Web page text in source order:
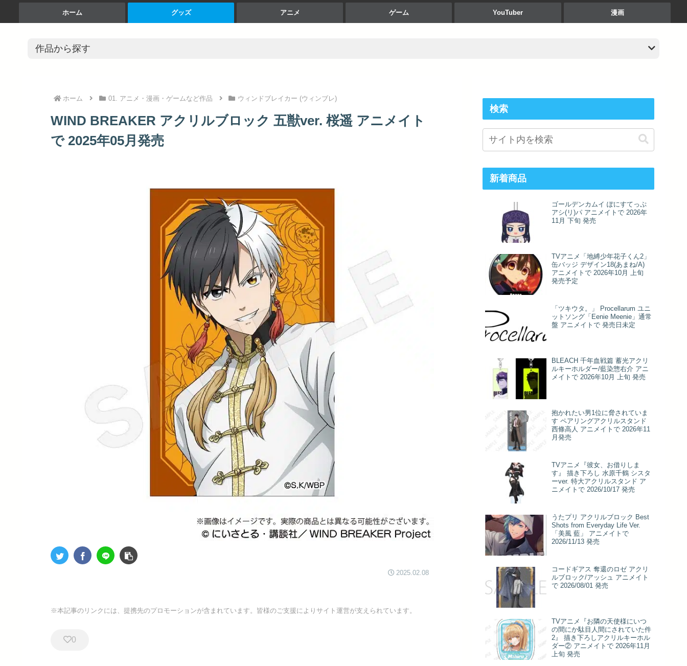
ホーム グッズ アニメ ゲーム YouTuber 漫画
ホーム 01. アニメ・漫画・ゲームなど作品 ウィンドブレイカー (ウィンブレ)
WIND BREAKER アクリルブロック 五獣ver. 桜遥 アニメイト
で 2025年05月発売
2025.02.08
※本記事のリンクには、提携先のプロモーションが含まれています。皆様のご支援によりサイト運営が支えられています。
0
検索
新着商品
ゴールデンカムイ ぽにすてっぷ
アシ(リ)パ アニメイトで 2026年
11月 下旬 発売
TVアニメ「地縛少年花子くん2」
缶バッジ デザイン18(あまね/A)
アニメイトで 2026年10月 上旬
発売予定
「ツキウタ。」 Procellarum ユニ
ットソング「Eenie Meenie」通常
盤 アニメイトで 発売日未定
BLEACH 千年血戦篇 蓄光アクリ
ルキーホルダー/藍染惣右介 アニ
メイトで 2026年10月 上旬 発売
抱かれたい男1位に脅されていま
す ペアリングアクリルスタンド
西條高人 アニメイトで 2026年11
月発売
TVアニメ『彼女、お借りしま
す』 描き下ろし 水原千鶴 シスタ
ーver. 特大アクリルスタンド ア
ニメイトで 2026/10/17 発売
うたプリ アクリルブロック Best
Shots from Everyday Life Ver.
「美風 藍」 アニメイトで
2026/11/13 発売
コードギアス 奪還のロゼ アクリ
ルブロック/アッシュ アニメイト
で 2026/08/01 発売
TVアニメ『お隣の天使様にいつ
の間にか駄目人間にされていた件
2』 描き下ろしアクリルキーホル
ダー② アニメイトで 2026年11月
上旬 発売